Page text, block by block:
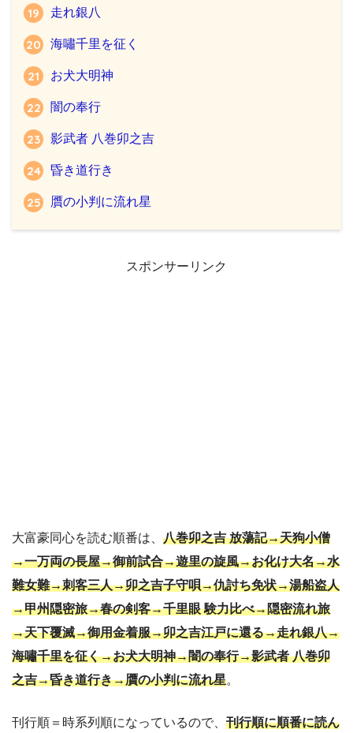
走れ銀八
海嘯千里を征く
お犬大明神
闇の奉行
影武者 八巻卯之吉
昏き道行き
贋の小判に流れ星
スポンサーリンク
大富豪同心を読む順番は、 八巻卯之吉 放蕩記→天狗小僧
→一万両の長屋→御前試合→遊里の旋風→お化け大名→水
難女難→刺客三人→卯之吉子守唄→仇討ち免状→湯船盗人
→甲州隠密旅→春の剣客→千里眼 験力比べ→隠密流れ旅
→天下覆滅→御用金着服→卯之吉江戸に還る→走れ銀八→
海嘯千里を征く→お犬大明神→闇の奉行→影武者 八巻卯
之吉→昏き道行き→贋の小判に流れ星。
刊行順＝時系列順になっているので、 刊行順に順番に読ん